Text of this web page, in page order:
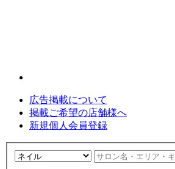
広告掲載について
掲載ご希望の店舗様へ
新規個人会員登録